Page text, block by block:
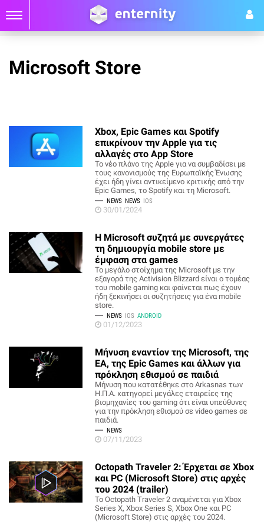
Microsoft Store
Xbox, Epic Games και Spotify
επικρίνουν την Apple για τις
αλλαγές στο App Store
Το νέο πλάνο της Apple για να συμβαδίσει με
τους κανονισμούς της Ευρωπαϊκής Ένωσης
έχει ήδη γίνει αντικείμενο κριτικής από την
Epic Games, το Spotify και τη Microsoft.
NEWS NEWS IOS
30/01/2024
H Microsoft συζητά με συνεργάτες
τη δημιουργία mobile store με
έμφαση στα games
Το μεγάλο στοίχημα της Microsoft με την
εξαγορά της Activision Blizzard είναι ο τομέας
του mobile gaming και φαίνεται πως έχουν
ήδη ξεκινήσει οι συζητήσεις για ένα mobile
store.
NEWS IOS ANDROID
01/12/2023
Μήνυση εναντίον της Microsoft, της
ΕΑ, της Epic Games και άλλων για
πρόκληση εθισμού σε παιδιά
Μήνυση που κατατέθηκε στο Arkasnas των
Η.Π.Α. κατηγορεί μεγάλες εταιρείες της
βιομηχανίες του gaming ότι είναι υπεύθυνες
για την πρόκληση εθισμού σε video games σε
παιδιά.
NEWS
07/11/2023
Octopath Traveler 2: Έρχεται σε Xbox
και PC (Microsoft Store) στις αρχές
του 2024 (trailer)
Το Octopath Traveler 2 αναμένεται για Xbox
Series X, Xbox Series S, Xbox One και PC
(Microsoft Store) στις αρχές του 2024.